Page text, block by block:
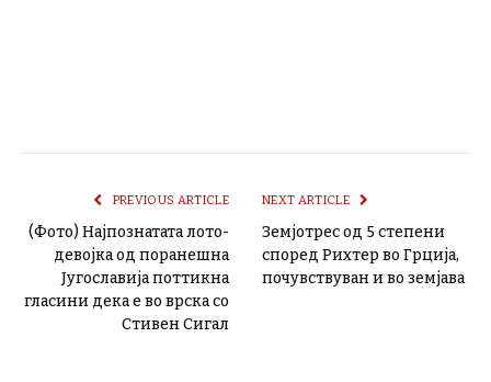
PREVIOUS ARTICLE
(Фото) Најпознатата лото-
девојка од поранешна
Југославија поттикна
гласини дека е во врска со
Стивен Сигал
NEXT ARTICLE
Земјотрес од 5 степени
според Рихтер во Грција,
почувствуван и во земјава